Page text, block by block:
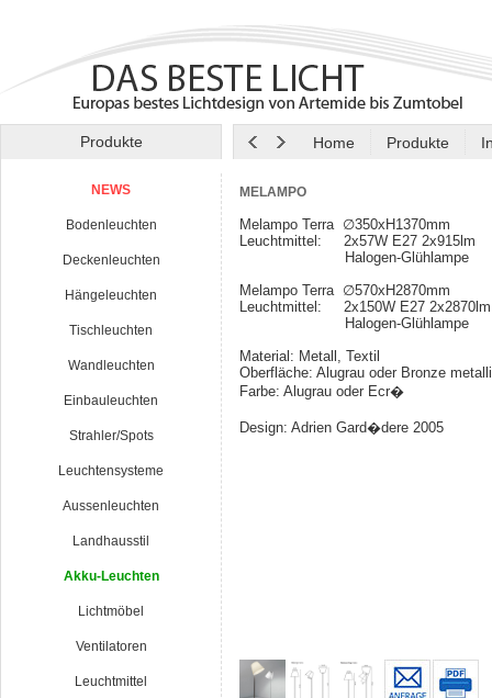
Produkte Home Produkte
NEWS
Bodenleuchten
Deckenleuchten
Hängeleuchten
Tischleuchten
Wandleuchten
Einbauleuchten
Strahler/Spots
Leuchtensysteme
Aussenleuchten
Landhausstil
Akku-Leuchten
Lichtmöbel
Ventilatoren
Leuchtmittel
MELAMPO
Melampo Terra ∅350xH1370mm
Leuchtmittel: 2x57W E27 2x915lm
Halogen-Glühlampe
Melampo Terra ∅570xH2870mm
Leuchtmittel: 2x150W E27
Halogen-Glühlampe
Material: Metall, Textil
Oberfläche: Alugrau oder Bronze
Farbe: Alugrau oder Ecr�
Design: Adrien Gard�dere 2005